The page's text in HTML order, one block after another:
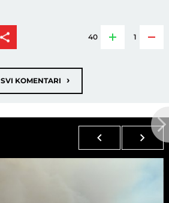
40 1
SVI KOMENTARI ›